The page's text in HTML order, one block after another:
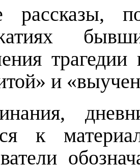
рассказы,
и
к